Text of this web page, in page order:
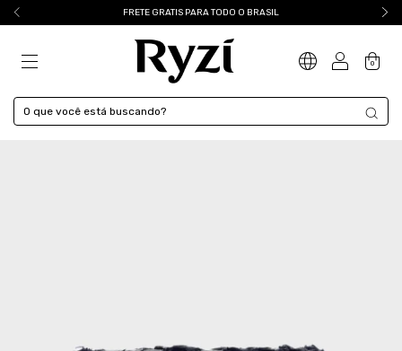
FRETE GRATIS PARA TODO O BRASIL
0